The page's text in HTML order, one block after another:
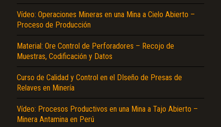
Vídeo: Operaciones Mineras en una Mina a Cielo Abierto –
Proceso de Producción
Material: Ore Control de Perforadores – Recojo de
Muestras, Codificación y Datos
Curso de Calidad y Control en el DIseño de Presas de
Relaves en Minería
Vídeo: Procesos Productivos en una Mina a Tajo Abierto –
Minera Antamina en Perú
El Título es incorrecto según el contenido.
No carga o no se visualiza el contenido.